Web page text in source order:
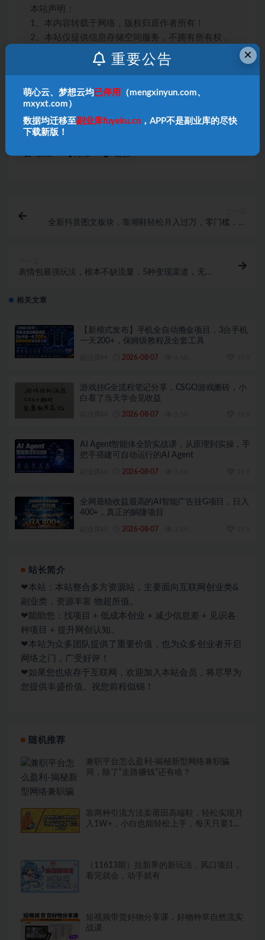
本站声明：
1、本内容转载于网络，版权归原作者所有！
2、本站仅提供信息存储空间服务，不拥有所有权，
不承担相关法律责任！
3、本内容若侵犯到你的版权利益，请联系我们，会
4、本站项目均需要自学，无指导；项目如有涉及付
费环节，请
收藏 海报 链接
全新抖音图文板块，靠潮鞋轻松月入过万，零门槛，保
表情包最强玩法，根本不缺流量，5种变现渠道，无脑
相关文章
【新模式发布】手机全自动撸金项目，3台手机
一天200+，保姆级教程及全套工具
2026-08-07
游戏挂G全流程笔记分享，CSGO游戏搬砖，小
白看了当天学会见收益
2026-08-07
AI Agent智能体全阶实战课，从原理到实操，手
把手搭建可自动运行的AI Agent
2026-08-07
全网最稳收益最高的AI智能广告挂G项目，日入
400+，真正的躺賺项目
2026-08-07
站长简介
❤本站：本站整合多方资源站，主要面向互联网创业类&
副业类，资源丰富 物超所值。
❤能助您：找项目 + 低成本创业 + 减少信息差 + 见识各
种项目 + 提升网创认知。
❤本站为众多团队提供了重要价值，也为众多创业者开启
网络之门，广受好评！
❤如果您也依存于互联网，欢迎加入本站会员，将尽早为
您提供丰盛价值。祝您前程似锦！
随机推荐
兼职平台怎么盈利-揭秘新型网络兼职骗
局，除了“走路赚钱”还有啥？
靠两种引流方法卖莆田高端鞋，轻松实现月
入1W+，小白也能轻松上手，每天只要1小
（11613期）拉新界的新玩法，风口项目，
看完就会，动手就有
短视频带货好物分享课，好物种草自然流实
战课
×
重要公告
萌心云、梦想云均 已停用
（mengxinyun.com、
mxyxt.com）
数据均迁移至副业库fuyeku.cn ，APP不是副业库的尽快
下载新版！